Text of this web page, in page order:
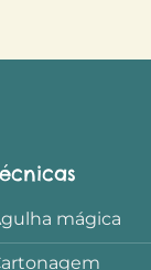
mágica